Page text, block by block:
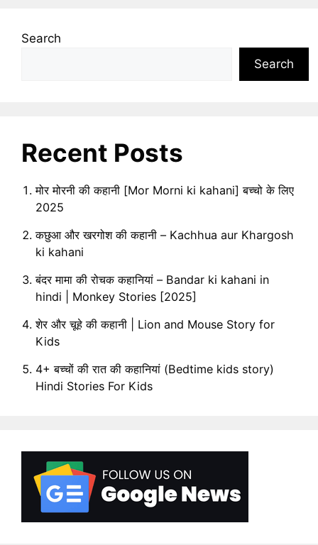
Search
Search
Recent Posts
मोर मोरनी की कहानी [Mor Morni ki kahani] बच्चो के लिए
2025
कछुआ और खरगोश की कहानी – Kachhua aur Khargosh
ki kahani
बंदर मामा की रोचक कहानियां – Bandar ki kahani in
hindi | Monkey Stories [2025]
शेर और चूहे की कहानी | Lion and Mouse Story for
Kids
4+ बच्चों की रात की कहानियां (Bedtime kids story)
Hindi Stories For Kids